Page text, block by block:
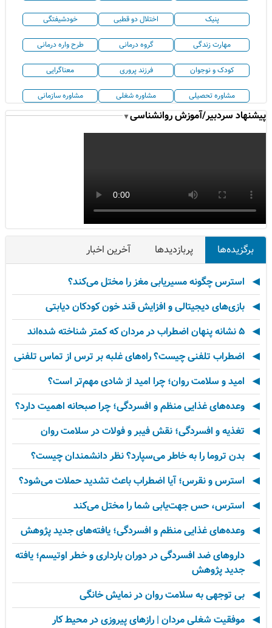
پنیک اختلال دو قطبی خودشیفتگی
مهارت زندگی گروه درمانی طرح واره درمانی
کودک و نوجوان فرزند پروری معناگرایی
مشاوره تحصیلی مشاوره شغلی مشاوره سازمانی
پیشنهاد سردبیر/آموزش روانشناسی▼
برگزیده‌ها پربازدیدها آخرین اخبار
استرس چگونه مسیریابی مغز را مختل می‌کند؟
بازی‌های دیجیتالی و افزایش قند خون کودکان دیابتی
۵ نشانه پنهان اضطراب در مردان که کمتر شناخته شده‌اند
اضطراب تلفنی چیست؟ راه‌های غلبه بر ترس از تماس تلفنی
امید و سلامت روان؛ چرا امید از شادی مهم‌تر است؟
وعده‌های غذایی منظم و افسردگی؛ چرا صبحانه اهمیت دارد؟
تغذیه و افسردگی؛ نقش فیبر و فولات در سلامت روان
بدن تروما را به خاطر می‌سپارد؟ نظر دانشمندان چیست؟
استرس و نقرس؛ آیا اضطراب باعث تشدید حملات می‌شود؟
استرس، حس جهت‌یابی شما را مختل می‌کند
وعده‌های غذایی منظم و افسردگی؛ یافته‌های جدید پژوهش
داروهای ضد افسردگی در دوران بارداری و خطر اوتیسم؛ یافته
جدید پژوهش
بی توجهی به سلامت روان در نمایش خانگی
موفقیت شغلی مردان | رازهای پیروزی در محیط کار